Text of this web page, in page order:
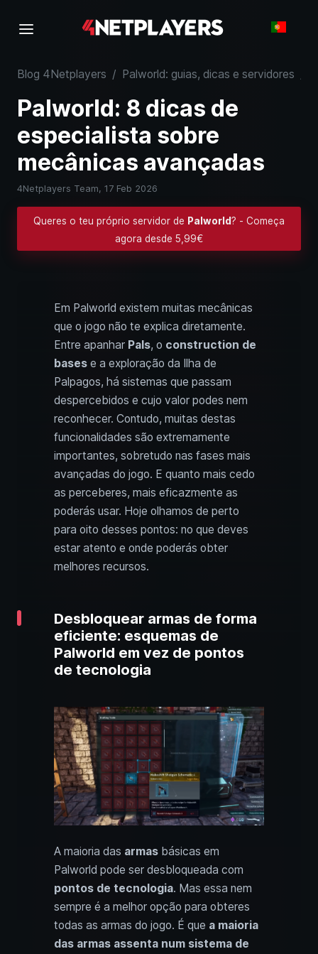
Blog 4Netplayers / Palworld: guias, dicas e servidores
Palworld: 8 dicas de
especialista sobre
mecânicas avançadas
4Netplayers Team, 17 Feb 2026
Queres o teu próprio servidor de Palworld? - Começa
agora desde 5,99€
Em Palworld existem muitas mecânicas
que o jogo não te explica diretamente.
Entre apanhar Pals, o construction de
bases e a exploração da Ilha de
Palpagos, há sistemas que passam
despercebidos e cujo valor podes nem
reconhecer. Contudo, muitas destas
funcionalidades são extremamente
importantes, sobretudo nas fases mais
avançadas do jogo. E quanto mais cedo
as perceberes, mais eficazmente as
poderás usar. Hoje olhamos de perto
para oito desses pontos: no que deves
estar atento e onde poderás obter
melhores recursos.
Desbloquear armas de forma
eficiente: esquemas de
Palworld em vez de pontos
de tecnologia
A maioria das armas básicas em
Palworld pode ser desbloqueada com
pontos de tecnologia. Mas essa nem
sempre é a melhor opção para obteres
todas as armas do jogo. É que a maioria
das armas assenta num sistema de